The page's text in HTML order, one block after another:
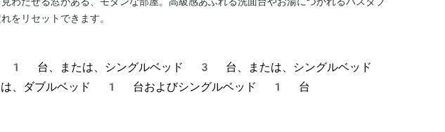
をリセットできます。
1 台、または、シングルベッド 3 台、または、シングルベッド
、ダブルベッド 1 台およびシングルベッド 1 台